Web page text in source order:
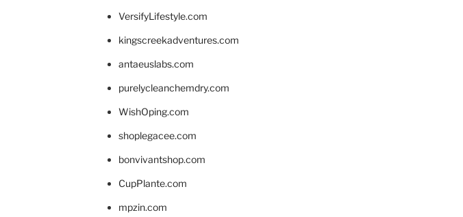
VersifyLifestyle.com
kingscreekadventures.com
antaeuslabs.com
purelycleanchemdry.com
WishOping.com
shoplegacee.com
bonvivantshop.com
CupPlante.com
mpzin.com